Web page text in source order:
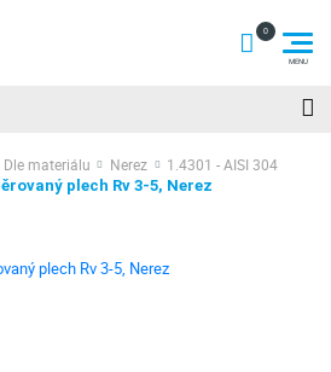
Dle materiálu Nerez
1.4301 - AISI 304
plech Rv 3-5, Nerez